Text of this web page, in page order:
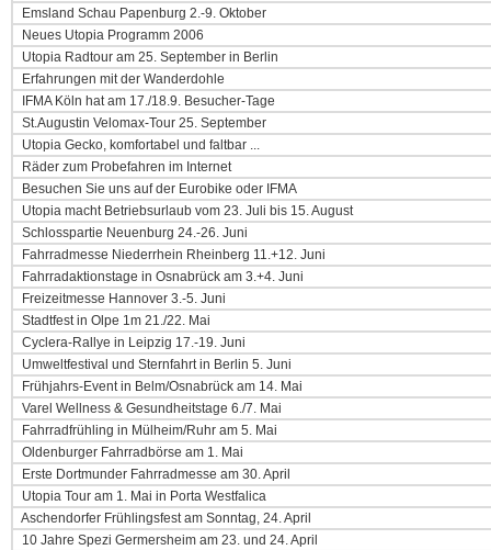
Emsland Schau Papenburg 2.-9. Oktober
Neues Utopia Programm 2006
Utopia Radtour am 25. September in Berlin
Erfahrungen mit der Wanderdohle
IFMA Köln hat am 17./18.9. Besucher-Tage
St.Augustin Velomax-Tour 25. September
Utopia Gecko, komfortabel und faltbar ...
Räder zum Probefahren im Internet
Besuchen Sie uns auf der Eurobike oder IFMA
Utopia macht Betriebsurlaub vom 23. Juli bis 15. August
Schlosspartie Neuenburg 24.-26. Juni
Fahrradmesse Niederrhein Rheinberg 11.+12. Juni
Fahrradaktionstage in Osnabrück am 3.+4. Juni
Freizeitmesse Hannover 3.-5. Juni
Stadtfest in Olpe 1m 21./22. Mai
Cyclera-Rallye in Leipzig 17.-19. Juni
Umweltfestival und Sternfahrt in Berlin 5. Juni
Frühjahrs-Event in Belm/Osnabrück am 14. Mai
Varel Wellness & Gesundheitstage 6./7. Mai
Fahrradfrühling in Mülheim/Ruhr am 5. Mai
Oldenburger Fahrradbörse am 1. Mai
Erste Dortmunder Fahrradmesse am 30. April
Utopia Tour am 1. Mai in Porta Westfalica
Aschendorfer Frühlingsfest am Sonntag, 24. April
10 Jahre Spezi Germersheim am 23. und 24. April